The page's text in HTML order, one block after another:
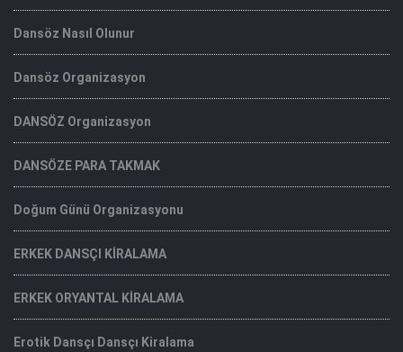
Dansöz Nasıl Olunur
Dansöz Organizasyon
DANSÖZ Organizasyon
DANSÖZE PARA TAKMAK
Doğum Günü Organizasyonu
ERKEK DANSÇI KİRALAMA
ERKEK ORYANTAL KİRALAMA
Erotik Dansçı Dansçı Kiralama